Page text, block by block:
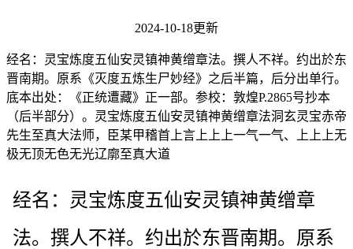
2024-10-18更新
经名：灵宝炼度五仙安灵镇神黄缯章法。撰人不祥。约出於东
晋南期。原系《灭度五炼生尸妙经》之后半篇，后分出单行。
底本出处：《正统遭藏》正一部。参校：敦煌P.2865号抄本
（后半部分）。灵宝炼度五仙安灵镇神黄缯章法洞玄灵宝赤帝
先生至真大法师，臣某甲稽首上言上上上一气一气、上上上无
极无顶无色无光辽廓至真大道
经名：灵宝炼度五仙安灵镇神黄缯章
法。撰人不祥。约出於东晋南期。原系